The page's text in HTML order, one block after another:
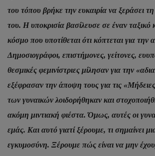
του τόπου βρήκε την ευκαιρία να ξεράσει
του. Η υποκρισία βασίλευσε σε έναν ταξικό
κόσμο που υποτίθεται ότι κόπτεται για την
Δημοσιογράφοι, επιστήμονες, γείτονες,
θεσμικές φεμινίστριες μίλησαν για την
εξέφρασαν την άποψη τους για τις
των γυναικών λοιδορήθηκαν και
ακόμη μιντιακή φιέστα. Όμως, αυτές οι
εμάς. Και αυτό γιατί ξέρουμε, τι σημαίνει
εγκυμοσύνη. Ξέρουμε πώς είναι να μην